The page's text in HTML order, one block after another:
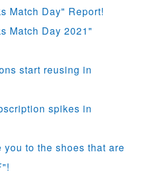
Match Day" Report!
Match Day 2021"
start reusing in
spikes in
to the shoes that are